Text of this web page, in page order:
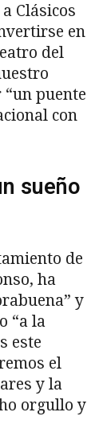
Clásicos
en
del
puente
con
sueño
de
ha
y
“a la
este
el
y la
orgullo y